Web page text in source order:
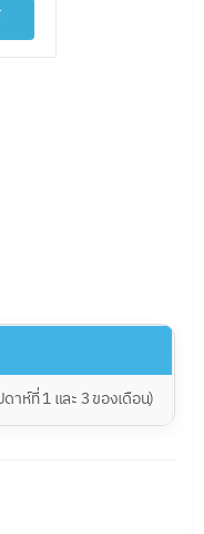
ห์ที่ 1 และ 3 ของเดือน)